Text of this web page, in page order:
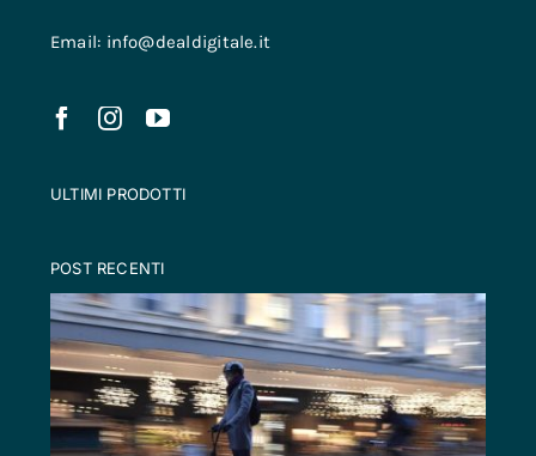
Email: info@dealdigitale.it
ULTIMI PRODOTTI
POST RECENTI